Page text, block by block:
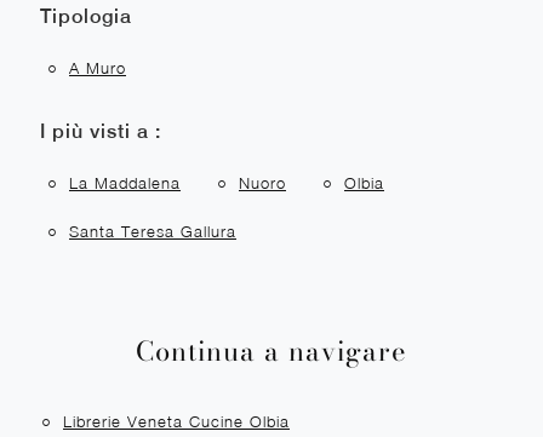
Tipologia
A Muro
I più visti a :
La Maddalena Nuoro Olbia
Santa Teresa Gallura
Continua a navigare
Librerie Veneta Cucine Olbia